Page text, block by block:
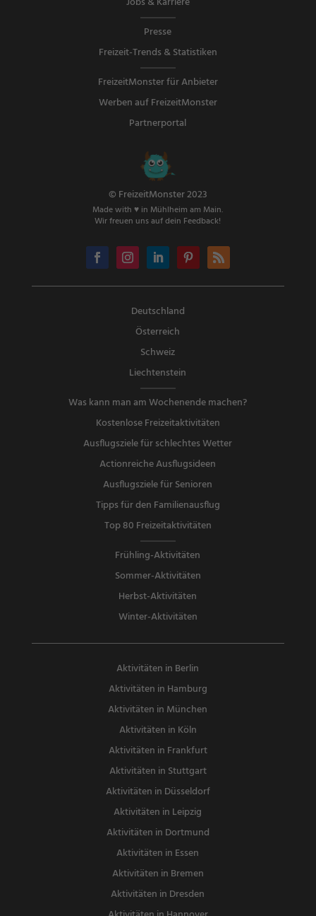
Presse
Freizeit-Trends & Statistiken
FreizeitMonster für Anbieter
Werben auf FreizeitMonster
Partnerportal
© FreizeitMonster 2023
Made with ♥ in Mühlheim am Main.
Wir freuen uns auf dein Feedback!
Deutschland
Österreich
Schweiz
Liechtenstein
Was kann man am Wochenende machen?
Kostenlose Freizeitaktivitäten
Ausflugsziele für schlechtes Wetter
Actionreiche Ausflugsideen
Ausflugsziele für Senioren
Tipps für den Familienausflug
Top 80 Freizeitaktivitäten
Frühling-Aktivitäten
Sommer-Aktivitäten
Herbst-Aktivitäten
Winter-Aktivitäten
Aktivitäten in Berlin
Aktivitäten in Hamburg
Aktivitäten in München
Aktivitäten in Köln
Aktivitäten in Frankfurt
Aktivitäten in Stuttgart
Aktivitäten in Düsseldorf
Aktivitäten in Leipzig
Aktivitäten in Dortmund
Aktivitäten in Essen
Aktivitäten in Bremen
Aktivitäten in Dresden